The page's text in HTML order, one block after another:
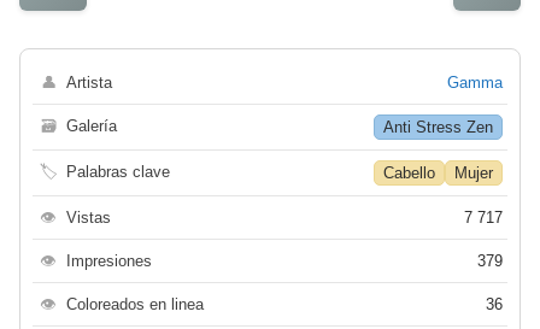
👤 Artista Gamma
🗃 Galería Anti Stress Zen
🏷 Palabras clave Cabello Mujer
👁 Vistas 7 717
👁 Impresiones 379
👁 Coloreados en linea 36